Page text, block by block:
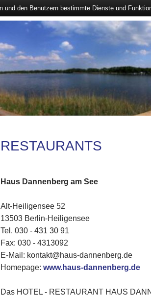
RESTAURANTS
Haus Dannenberg am See
Alt-Heiligensee 52
13503 Berlin-Heiligensee
Tel. 030 - 431 30 91‎
Fax: 030 - 4313092
E-Mail: kontakt@haus-dannenberg.de
Homepage:www.haus-dannenberg.de
Das HOTEL - RESTAURANT HAUS
den Benutzern bestimmte Dienste und